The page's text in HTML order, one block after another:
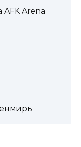
AFK Arena